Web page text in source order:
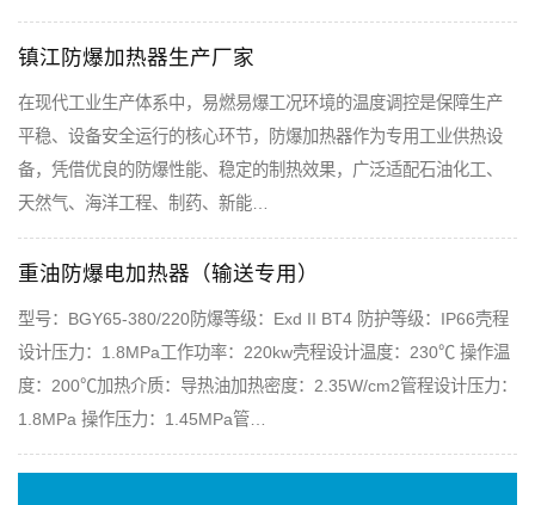
镇江防爆加热器生产厂家
在现代工业生产体系中，易燃易爆工况环境的温度调控是保障生产
平稳、设备安全运行的核心环节，防爆加热器作为专用工业供热设
备，凭借优良的防爆性能、稳定的制热效果，广泛适配石油化工、
天然气、海洋工程、制药、新能…
重油防爆电加热器（输送专用）
型号：BGY65-380/220防爆等级：Exd II BT4 防护等级：IP66壳程
设计压力：1.8MPa工作功率：220kw壳程设计温度：230℃ 操作温
度：200℃加热介质：导热油加热密度：2.35W/cm2管程设计压力：
1.8MPa 操作压力：1.45MPa管…